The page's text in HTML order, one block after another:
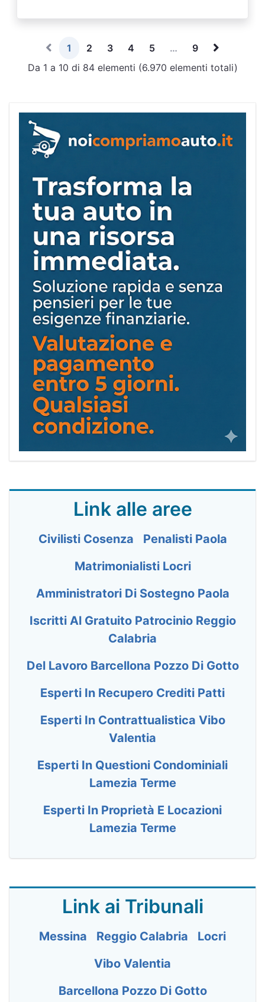
1 2 3 4 5 …
9
Da 1 a 10 di 84 elementi (6.970 elementi totali)
Link alle aree
Civilisti Cosenza
Penalisti Paola
Matrimonialisti Locri
Amministratori Di Sostegno Paola
Iscritti Al Gratuito Patrocinio Reggio
Calabria
Del Lavoro Barcellona Pozzo Di Gotto
Esperti In Recupero Crediti Patti
Esperti In Contrattualistica Vibo
Valentia
Esperti In Questioni Condominiali
Lamezia Terme
Esperti In Proprietà E Locazioni
Lamezia Terme
Link ai Tribunali
Messina Reggio Calabria
Locri
Vibo Valentia
Barcellona Pozzo Di Gotto